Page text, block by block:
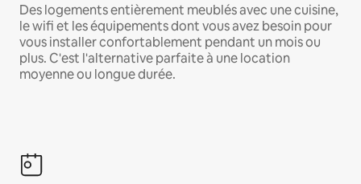
Des logements entièrement meublés avec une cuisine,
le wifi et les équipements dont vous avez besoin pour
vous installer confortablement pendant un mois ou
plus. C'est l'alternative parfaite à une location
moyenne ou longue durée.